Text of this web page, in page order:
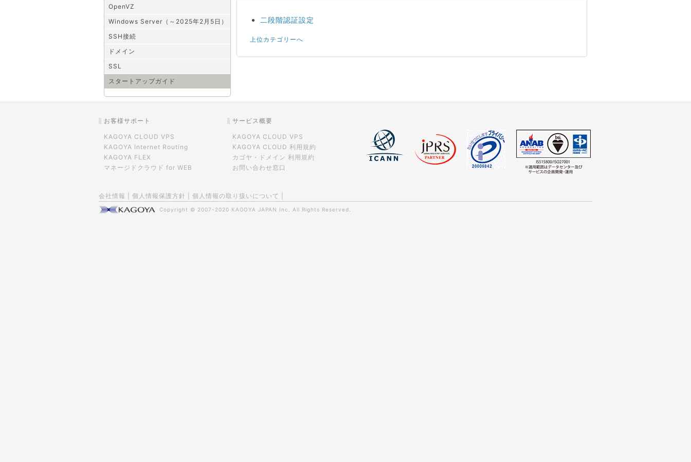
OpenVZ
Windows Server（～2025年2月5日）
SSH接続
ドメイン
SSL
スタートアップガイド
二段階認証設定
上位カテゴリーへ
お客様サポート
KAGOYA CLOUD VPS
KAGOYA Internet Routing
KAGOYA FLEX
マネージドクラウド for WEB
サービス概要
KAGOYA CLOUD VPS
KAGOYA CLOUD 利用規約
カゴヤ・ドメイン 利用規約
お問い合わせ窓口
会社情報 個人情報保護方針 個人情報の取り扱いについて
Copyright © 2007-2020 KAGOYA JAPAN Inc. All Rights Reserved.